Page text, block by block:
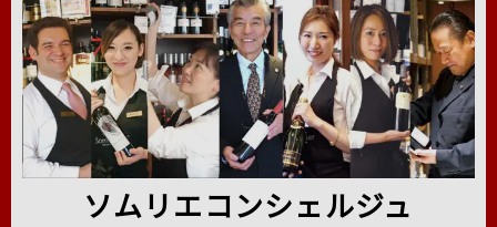
ソムリエコンシェルジュ